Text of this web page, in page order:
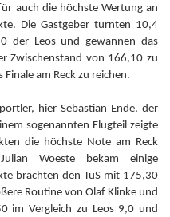
auch die höchste Wertung an
Die Gastgeber turnten 10,4
der Leos und gewannen das
Zwischenstand von 166,10 zu
am Reck zu reichen.
hier Sebastian Ende, der
sogenannten Flugteil zeigte
die höchste Note am Reck
Woeste bekam einige
brachten den TuS mit 175,30
Routine von Olaf Klinke und
im Vergleich zu Leos 9,0 und